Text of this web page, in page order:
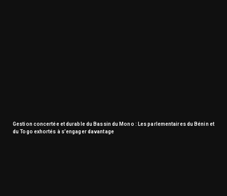
Gestion concertée et durable du Bassin du Mono : Les parlementaires du Bénin et
du Togo exhortés à s’engager davantage